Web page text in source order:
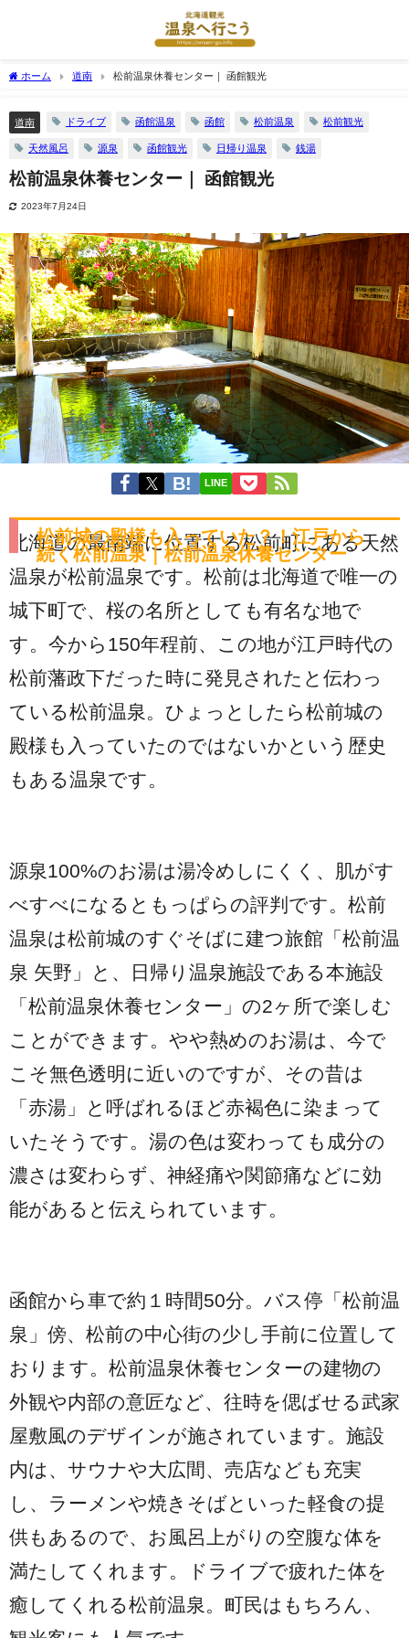
ホーム 道南 松前温泉休養センター｜ 函館観光
道南 ドライブ 函館温泉 函館 松前温泉 松前観光
天然風呂 源泉 函館観光 日帰り温泉 銭湯
松前温泉休養センター｜ 函館観光
2023年7月24日
LINE
松前城の殿様も入っていた？！江戸から
続く松前温泉｜松前温泉休養センター
北海道の最南端に位置する松前町にある天然
温泉が松前温泉です。松前は北海道で唯一の
城下町で、桜の名所としても有名な地で
す。今から150年程前、この地が江戸時代の
松前藩政下だった時に発見されたと伝わっ
ている松前温泉。ひょっとしたら松前城の
殿様も入っていたのではないかという歴史
もある温泉です。
源泉100%のお湯は湯冷めしにくく、肌がす
べすべになるともっぱらの評判です。松前
温泉は松前城のすぐそばに建つ旅館「松前温
泉 矢野」と、日帰り温泉施設である本施設
「松前温泉休養センター」の2ヶ所で楽しむ
ことができます。やや熱めのお湯は、今で
こそ無色透明に近いのですが、その昔は
「赤湯」と呼ばれるほど赤褐色に染まって
いたそうです。湯の色は変わっても成分の
濃さは変わらず、神経痛や関節痛などに効
能があると伝えられています。
函館から車で約１時間50分。バス停「松前温
泉」傍、松前の中心街の少し手前に位置して
おります。松前温泉休養センターの建物の
外観や内部の意匠など、往時を偲ばせる武家
屋敷風のデザインが施されています。施設
内は、サウナや大広間、売店なども充実
し、ラーメンや焼きそばといった軽食の提
供もあるので、お風呂上がりの空腹な体を
満たしてくれます。ドライブで疲れた体を
癒してくれる松前温泉。町民はもちろん、